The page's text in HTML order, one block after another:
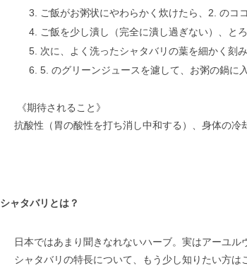
ご飯がお粥状にやわらかく炊けたら、2. のコ
ご飯を少し潰し（完全に潰し過ぎない）、と
次に、よく洗ったシャタバリの葉を細かく刻
5. のグリーンジュースを濾して、お粥の鍋に
《期待されること》
抗酸性（胃の酸性を打ち消し中和する）、身体の
シャタバリとは？
日本ではあまり聞きなれないハーブ。実はアーユル
シャタバリの特長について、もう少し知りたい方は